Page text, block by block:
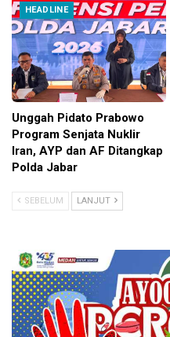
HEADLINE
Unggah Pidato Prabowo
Program Senjata Nuklir
Iran, AYP dan AF Ditangkap
Polda Jabar
SEBELUM LANJUT